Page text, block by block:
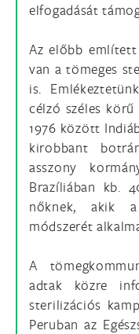
elfogadását
Az előbb
van a tömeges
is.
célzó széles körű
1976 között
kirobbant
asszony
Brazíliában kb.
nőknek, akik a
módszerét
A
adtak közre
sterilizációs
Peruban az